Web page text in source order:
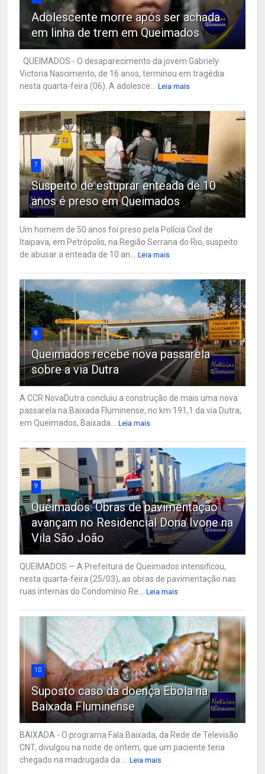
Adolescente morre após ser achada
em linha de trem em Queimados
QUEIMADOS - O desaparecimento da jovem Gabriely
Victoria Nascimento, de 16 anos, terminou em tragédia
nesta quarta-feira (06). A adolesce...
Leia mais
7
Suspeito de estuprar enteada de 10
anos é preso em Queimados
Um homem de 50 anos foi preso pela Polícia Civil de
Itaipava, em Petrópolis, na Região Serrana do Rio, suspeito
de abusar a enteada de 10 an...
Leia mais
8
Queimados recebe nova passarela
sobre a via Dutra
A CCR NovaDutra concluiu a construção de mais uma nova
passarela na Baixada Fluminense, no km 191,1 da via Dutra,
em Queimados, Baixada...
Leia mais
9
Queimados: Obras de pavimentação
avançam no Residencial Dona Ivone na
Vila São João
QUEIMADOS — A Prefeitura de Queimados intensificou,
nesta quarta-feira (25/03), as obras de pavimentação nas
ruas internas do Condomínio Re...
Leia mais
10
Suposto caso da doença Ebola na
Baixada Fluminense
BAIXADA - O programa Fala Baixada, da Rede de Televisão
CNT, divulgou na noite de ontem, que um paciente teria
chegado na madrugada da ...
Leia mais